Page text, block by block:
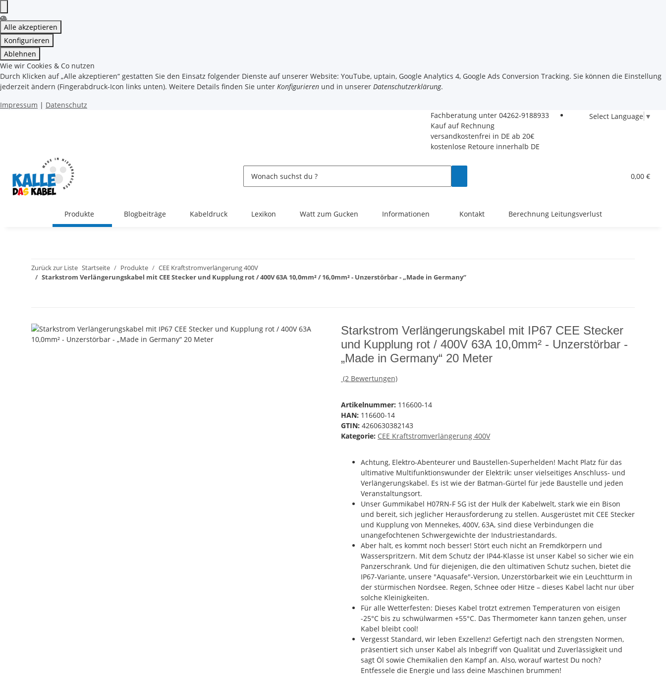
Alle akzeptieren
Konfigurieren
Ablehnen
Wie wir Cookies & Co nutzen
Durch Klicken auf „Alle akzeptieren“ gestatten Sie den Einsatz folgender Dienste auf unserer Website: YouTube, uptain, Google Analytics 4, Google Ads Conversion Tracking. Sie können die Einstellung
jederzeit ändern (Fingerabdruck-Icon links unten). Weitere Details finden Sie unter Konfigurieren und in unserer Datenschutzerklärung.
Impressum | Datenschutz
Fachberatung unter 04262-9188933
Kauf auf Rechnung
versandkostenfrei in DE ab 20€
kostenlose Retoure innerhalb DE
Select Language ▼
0,00 €
Produkte Blogbeiträge Kabeldruck Lexikon Watt zum Gucken Informationen Kontakt Berechnung Leitungsverlust
Zurück zur Liste Startseite Produkte
CEE Kraftstromverlängerung 400V
Starkstrom Verlängerungskabel mit CEE Stecker und Kupplung rot / 400V 63A 10,0mm² / 16,0mm² - Unzerstörbar - „Made in Germany“
Starkstrom Verlängerungskabel mit IP67 CEE Stecker
und Kupplung rot / 400V 63A 10,0mm² - Unzerstörbar -
„Made in Germany“ 20 Meter
(2 Bewertungen)
Artikelnummer: 116600-14
HAN: 116600-14
GTIN: 4260630382143
Kategorie: CEE Kraftstromverlängerung 400V
Achtung, Elektro-Abenteurer und Baustellen-Superhelden! Macht Platz für das
ultimative Multifunktionswunder der Elektrik: unser vielseitiges Anschluss- und
Verlängerungskabel. Es ist wie der Batman-Gürtel für jede Baustelle und jeden
Veranstaltungsort.
Unser Gummikabel H07RN-F 5G ist der Hulk der Kabelwelt, stark wie ein Bison
und bereit, sich jeglicher Herausforderung zu stellen. Ausgerüstet mit CEE Stecker
und Kupplung von Mennekes, 400V, 63A, sind diese Verbindungen die
unangefochtenen Schwergewichte der Industriestandards.
Aber halt, es kommt noch besser! Stört euch nicht an Fremdkörpern und
Wasserspritzern. Mit dem Schutz der IP44-Klasse ist unser Kabel so sicher wie ein
Panzerschrank. Und für diejenigen, die den ultimativen Schutz suchen, bietet die
IP67-Variante, unsere "Aquasafe"-Version, Unzerstörbarkeit wie ein Leuchtturm in
der stürmischen Nordsee. Regen, Schnee oder Hitze – dieses Kabel lacht nur über
solche Kleinigkeiten.
Für alle Wetterfesten: Dieses Kabel trotzt extremen Temperaturen von eisigen
-25°C bis zu schwülwarmen +55°C. Das Thermometer kann tanzen gehen, unser
Kabel bleibt cool!
Vergesst Standard, wir leben Exzellenz! Gefertigt nach den strengsten Normen,
präsentiert sich unser Kabel als Inbegriff von Qualität und Zuverlässigkeit und
sagt Öl sowie Chemikalien den Kampf an. Also, worauf wartest Du noch?
Entfessele die Energie und lass deine Maschinen brummen!